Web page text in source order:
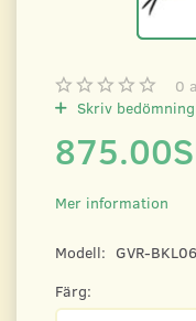
0
Skriv bedömning
Mer information
Modell: GVR-BKL06
Färg: